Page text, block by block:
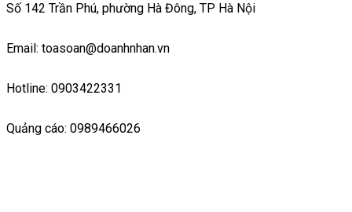
Số 142 Trần Phú, phường Hà Đông, TP Hà Nội
Email: toasoan@doanhnhan.vn
Hotline: 0903422331
Quảng cáo: 0989466026